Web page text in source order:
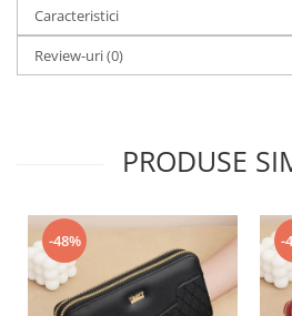
Caracteristici
Review-uri(0)
PRODUSE
-48% -